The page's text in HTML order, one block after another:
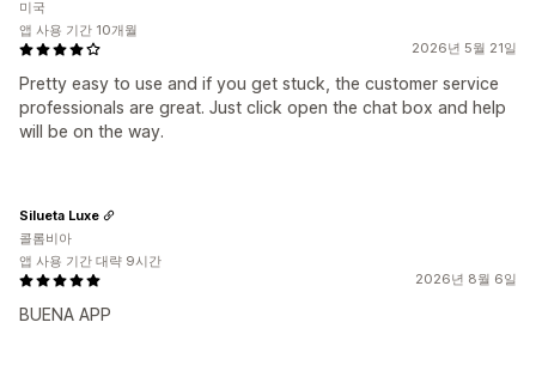
2026년 5월 21일
Pretty easy to use and if you get stuck, the customer service
professionals are great. Just click open the chat box and help
will be on the way.
미국
앱 사용 기간 10개월
2026년 8월 6일
BUENA APP
Silueta Luxe
콜롬비아
앱 사용 기간 대략 9시간